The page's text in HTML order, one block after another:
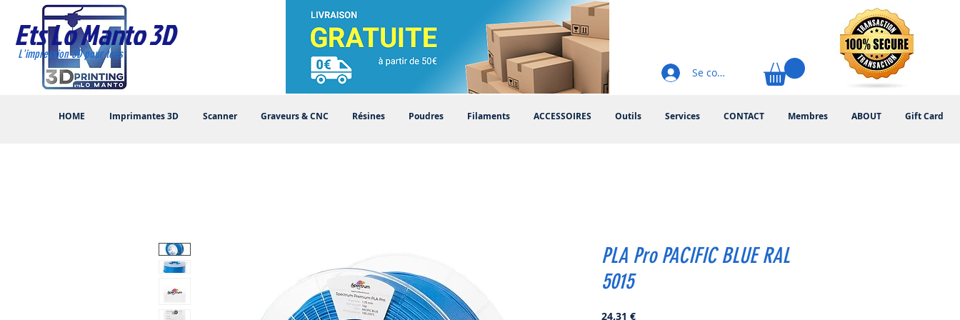
Ets Lo Manto 3D
HOME Imprimantes 3D Scanner Graveurs & CNC Résines Poudres Filaments ACCESSOIRES Outils Services CONTACT Membres ABOUT Gift Card
L'impression 3D pour tous
Se connecter
PLA Pro PACIFIC BLUE RAL
5015
24,31 €Prix